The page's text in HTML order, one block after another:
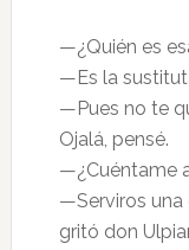
—¿Quién es
—Es la
—Pues no te
Ojalá, pensé.
—¿Cuéntame
—Serviros una
gritó don